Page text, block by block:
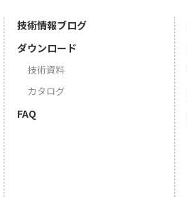
技術情報ブログ
ダウンロード
技術資料
カタログ
FAQ